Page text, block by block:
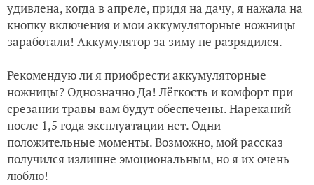
удивлена, когда в апреле, придя на дачу, я нажала на
кнопку включения и мои аккумуляторные ножницы
заработали! Аккумулятор за зиму не разрядился.
Рекомендую ли я приобрести аккумуляторные
ножницы? Однозначно Да! Лёгкость и комфорт при
срезании травы вам будут обеспечены. Нареканий
после 1,5 года эксплуатации нет. Одни
положительные моменты. Возможно, мой рассказ
получился излишне эмоциональным, но я их очень
люблю!